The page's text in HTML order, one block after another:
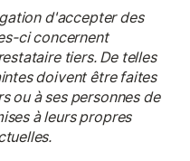
d'accepter des
ci concernent
tiers. De telles
doivent être faites
ou à ses personnes de
à leurs propres